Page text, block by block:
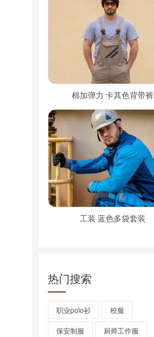
棉加弹力 卡其色背带裤
工装 蓝色多袋套装
热门搜索
职业polo衫 校服
保安制服 厨师工作服